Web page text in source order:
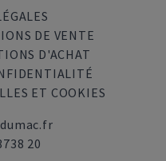
DE VENTE
D'ACHAT
ET COOKIES
20